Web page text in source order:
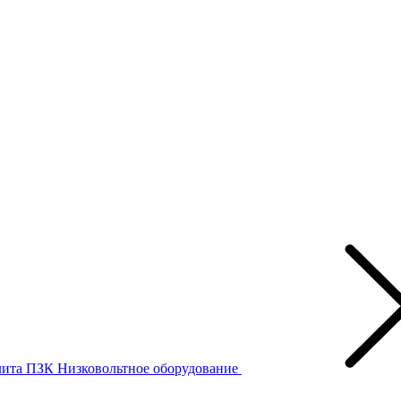
ПЗК Низковольтное оборудование